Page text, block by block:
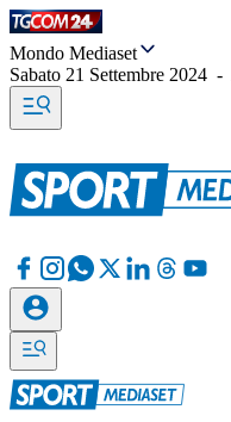
Mondo Mediaset
Sabato 21 Settembre 2024 -